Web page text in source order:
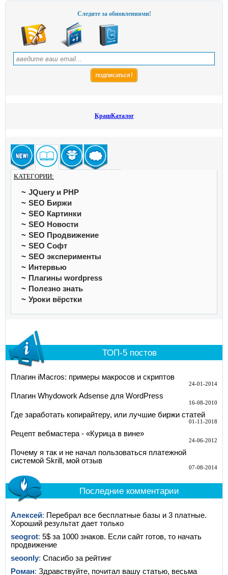
Следите за обновлениями!
КрашКаталог
КАТЕГОРИИ:
JQuery и PHP
SEO Биржи
SEO Картинки
SEO Новости
SEO Продвижение
SEO Софт
SEO эксперименты
Интервью
Плагины wordpress
Полезно знать
Уроки вёрстки
ТОП-5 постов
Плагин iMacros: примеры макросов и скриптов
24-01-2014
Плагин Whydowork Adsense для WordPress
16-08-2010
Где заработать копирайтеру, или лучшие биржи статей
01-11-2018
Рецепт вебмастера - «Курица в вине»
24-06-2012
Почему я так и не начал пользоваться платежной
системой Skrill, мой отзыв
07-08-2014
Последние комментарии
Алексей: Перебрал все бесплатные базы и 3 платные.
Хороший результат дает только
seogrot: 5$ за 1000 знаков. Если сайт готов, то начать
продвижение
seoonly: Спасибо за рейтинг
Роман: Здравствуйте, почитал вашу статью, весьма